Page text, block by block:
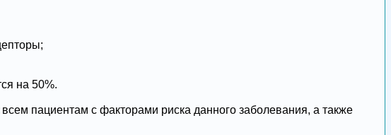
на 50%.
пациентам с факторами риска данного заболевания, а также